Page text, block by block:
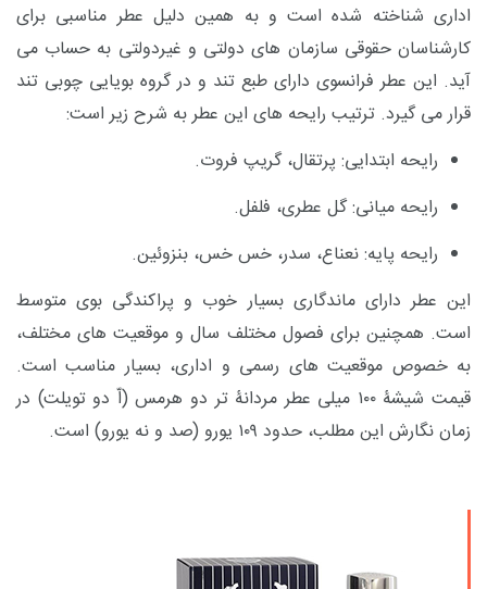
اداری شناخته شده است و به همین دلیل عطر مناسبی برای
کارشناسان حقوقی سازمان های دولتی و غیردولتی به حساب می
آید. این عطر فرانسوی دارای طبع تند و در گروه بویایی چوبی تند
قرار می گیرد. ترتیب رایحه های این عطر به شرح زیر است:
رایحه ابتدایی: پرتقال، گریپ فروت.
رایحه میانی: گل عطری، فلفل.
رایحه پایه: نعناع، سدر، خس خس، بنزوئین.
این عطر دارای ماندگاری بسیار خوب و پراکندگی بوی متوسط
است. همچنین برای فصول مختلف سال و موقعیت های مختلف،
به خصوص موقعیت های رسمی و اداری، بسیار مناسب است.
قیمت شیشۀ ۱۰۰ میلی عطر مردانۀ تر دو هرمس (اّ دو تویلت) در
زمان نگارش این مطلب، حدود ۱۰۹ یورو (صد و نه یورو) است.